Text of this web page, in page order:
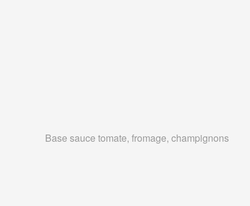
Base sauce tomate, fromage, champignons